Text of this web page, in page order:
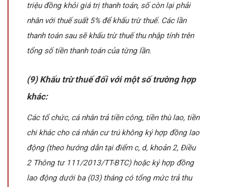
triệu đồng khỏi giá trị thanh toán, số còn lại phải
nhân với thuế suất 5% để khấu trừ thuế. Các lần
thanh toán sau sẽ khấu trừ thuế thu nhập tính trên
tổng số tiền thanh toán của từng lần.
(9) Khấu trừ thuế đối với một số trường hợp
khác:
Các tổ chức, cá nhân trả tiền công, tiền thù lao, tiền
chi khác cho cá nhân cư trú không ký hợp đồng lao
động (theo hướng dẫn tại điểm c, d, khoản 2, Điều
2 Thông tư 111/2013/TT-BTC) hoặc ký hợp đồng
lao động dưới ba (03) tháng có tổng mức trả thu